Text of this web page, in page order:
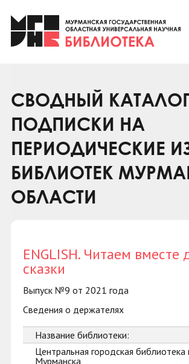
Клуб «Гиря и сельдерей»
Клуб «Семейный архив»
Коллегам
Контакты
СВОДНЫЙ
ПОДПИСКИ НА
ПЕРИОДИЧЕСКИЕ
БИБЛИОТЕК
ОБЛАСТИ
ENGLISH. Читаем вместе
сказки
Выпуск №9 от 2021 года
Сведения о держателях
Название библиотеки:
Центральная городская библиотека
Мурманска